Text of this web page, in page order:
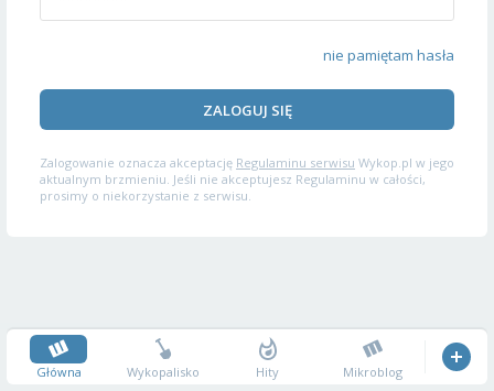
nie pamiętam hasła
ZALOGUJ SIĘ
Zalogowanie oznacza akceptację Regulaminu serwisu Wykop.pl w jego
aktualnym brzmieniu. Jeśli nie akceptujesz Regulaminu w całości,
prosimy o niekorzystanie z serwisu.
Główna Wykopalisko Hity Mikroblog